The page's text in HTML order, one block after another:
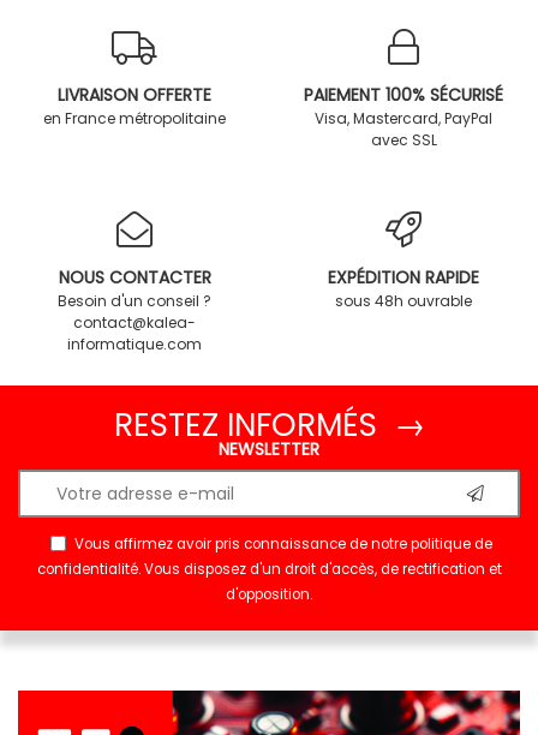
LIVRAISON OFFERTE
en France métropolitaine
PAIEMENT 100% SÉCURISÉ
Visa, Mastercard, PayPal
avec SSL
NOUS CONTACTER
Besoin d'un conseil ?
contact@kalea-
informatique.com
EXPÉDITION RAPIDE
sous 48h ouvrable
RESTEZ INFORMÉS →
NEWSLETTER
Vous affirmez avoir pris connaissance de notrepolitique de
confidentialité. Vous disposez d'un droit d'accès, de rectification et
d'opposition.